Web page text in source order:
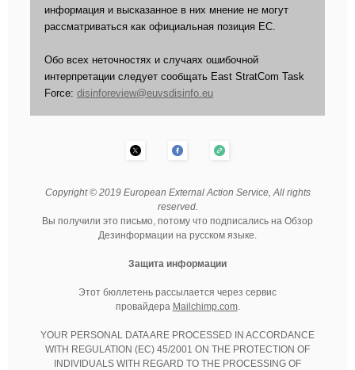
информация и высказанное в них мнение не могут
рассматриваться как официальная позиция ЕС.
Обо всех неточностях и случаях ошибочной
интерпретации следует сообщать East StratCom Task
Force: disinforeview@euvsdisinfo.eu
Copyright © 2019 European External Action Service, All rights
reserved.
Вы получили это письмо, потому что подписались на Обзор
Дезинформации на русском языке.
Защита информации
Этот бюллетень рассылается через сервис
провайдера Mailchimp.com.
YOUR PERSONAL DATA ARE PROCESSED IN ACCORDANCE
WITH REGULATION (EC) 45/2001 ON THE PROTECTION OF
INDIVIDUALS WITH REGARD TO THE PROCESSING OF